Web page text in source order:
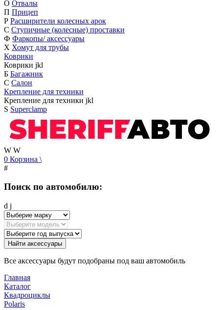
О Отвалы
П Прицеп
Р Расширители колесных арок
С Ступичные (колесные) проставки
Ф Фаркопы/ аксессуары
Х Хомут для трубы
Коврики
Коврики jkl
Б Багажник
С Салон
Крепление для техники
Крепление для техники jkl
S Superclamp
W W
0 Корзина \
#
Поиск по автомобилю:
d j
Найти аксессуары
Все аксессуары будут подобраны под ваш автомобиль
Главная
Каталог
Квадроциклы
Polaris